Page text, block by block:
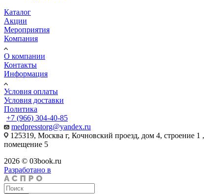
Каталог
Акции
Мероприятия
Компания
О компании
Контакты
Информация
Условия оплаты
Условия доставки
Политика
+7 (966) 304-40-85
medpresstorg@yandex.ru
125319, Москва г, Кочновский проезд, дом 4, строение 1 ,
помещение 5
2026 © 03book.ru
Разработано в